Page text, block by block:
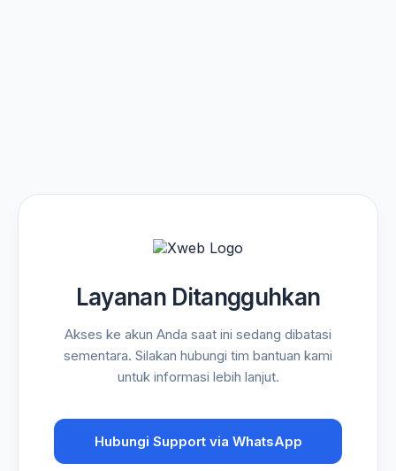
Layanan Ditangguhkan
Akses ke akun Anda saat ini sedang dibatasi
sementara. Silakan hubungi tim bantuan kami
untuk informasi lebih lanjut.
Hubungi Support via WhatsApp